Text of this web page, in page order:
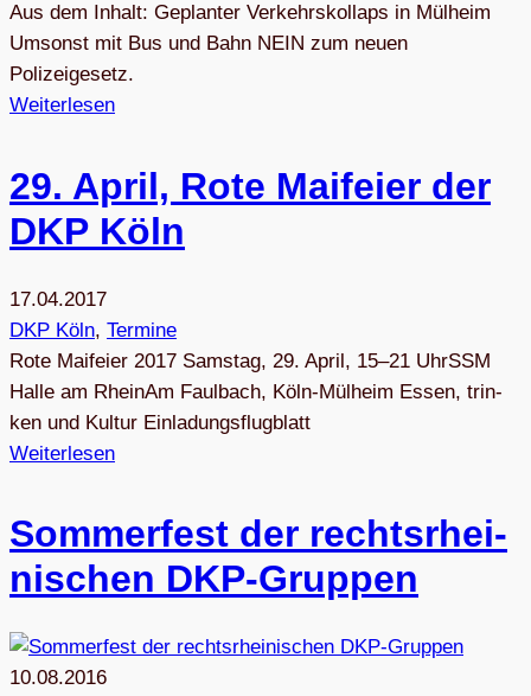
Aus dem Inhalt: Geplanter Verkehrskollaps in Mülheim
Umsonst mit Bus und Bahn NEIN zum neuen
Polizeigesetz.
Weiterlesen
29. April, Rote Mai­feier der
DKP Köln
17.04.2017
DKP Köln, Termine
Rote Mai­feier 2017 Sams­tag, 29. April, 15–21 UhrSSM
Halle am RheinAm Faul­bach, Köln-Mülheim Essen, trin­
ken und Kultur Ein­la­dungs­flug­blatt
Weiterlesen
Som­mer­fest der rechts­rhei­
ni­schen DKP-Gruppen
10.08.2016